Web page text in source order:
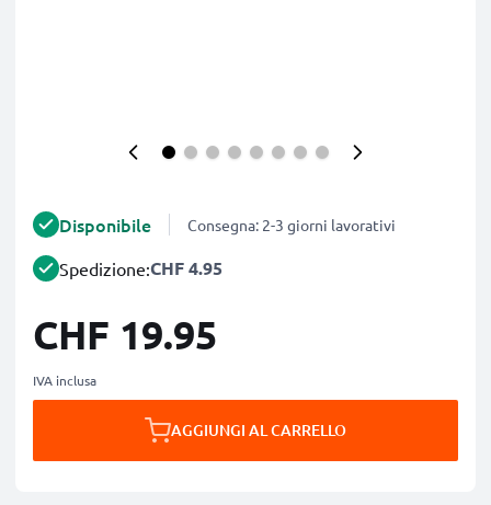
Disponibile Consegna: 2-3 giorni lavorativi
Spedizione:CHF 4.95
CHF 19.95
IVA inclusa
AGGIUNGI AL CARRELLO